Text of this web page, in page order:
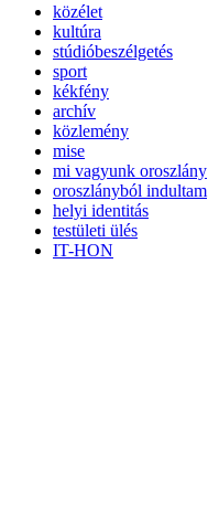
közélet
kultúra
stúdióbeszélgetés
sport
kékfény
archív
közlemény
mise
mi vagyunk oroszlány
oroszlányból indultam
helyi identitás
testületi ülés
IT-HON